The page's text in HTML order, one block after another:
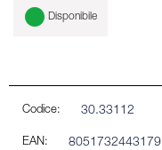
Disponibile
Codice: 30.33112
EAN: 8051732443179